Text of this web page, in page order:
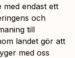
med endast ett
och
till
landet gör att
med oss